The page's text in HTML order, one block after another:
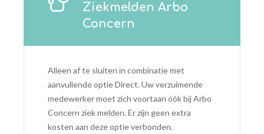
Ziekmelden Arbo
Concern
Alleen af te sluiten in combinatie met
aanvullende optie Direct. Uw verzuimende
medewerker moet zich voortaan óók bij Arbo
Concern ziek melden. Er zijn geen extra
kosten aan deze optie verbonden.